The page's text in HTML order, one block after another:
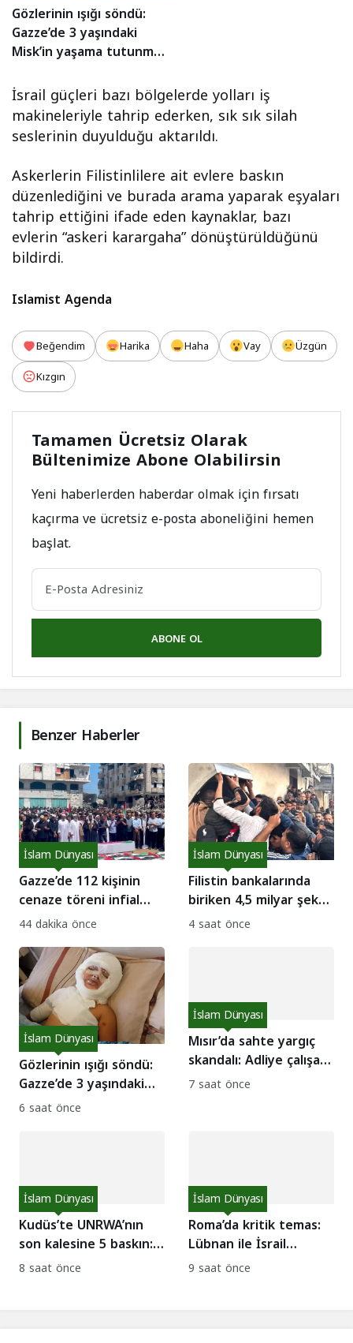
Gözlerinin ışığı söndü:
Gazze’de 3 yaşındaki
Misk’in yaşama tutunma
İsrail güçleri bazı bölgelerde yolları iş
makineleriyle tahrip ederken, sık sık silah
seslerinin duyulduğu aktarıldı.
Askerlerin Filistinlilere ait evlere baskın
düzenlediğini ve burada arama yaparak eşyaları
tahrip ettiğini ifade eden kaynaklar, bazı
evlerin “askeri karargaha” dönüştürüldüğünü
bildirdi.
Islamist Agenda
Beğendim Harika Haha Vay
Üzgün
Kızgın
Tamamen Ücretsiz Olarak
Bültenimize Abone Olabilirsin
Yeni haberlerden haberdar olmak için fırsatı
kaçırma ve ücretsiz e-posta aboneliğini hemen
başlat.
ABONE OL
Benzer Haberler
Gazze’de 112 kişinin
cenaze töreni infial
yarattı
İslam Dünyası
44 dakika önce
Filistin bankalarında
biriken 4,5 milyar şekel
devrediliyor
İslam Dünyası
4 saat önce
Gözlerinin ışığı söndü:
Gazze’de 3 yaşındaki
Misk’in yaşama
İslam Dünyası
6 saat önce
Mısır’da sahte yargıç
skandalı: Adliye çalışanı
3 kişi gözaltında
İslam Dünyası
7 saat önce
Kudüs’te UNRWA’nın
son kalesine 5 baskın:
BM’den acil uyarı
İslam Dünyası
8 saat önce
Roma’da kritik temas:
Lübnan ile İsrail
masada ne konuşuyor?
İslam Dünyası
9 saat önce